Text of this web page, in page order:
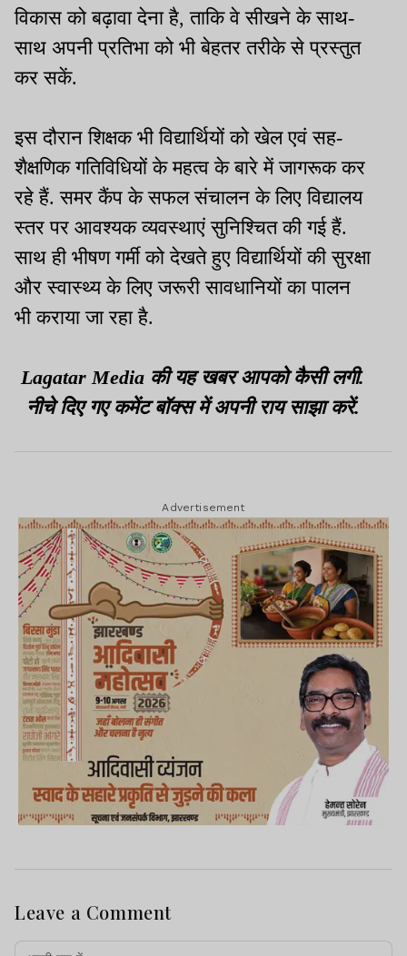
विकास को बढ़ावा देना है, ताकि वे सीखने के साथ-
साथ अपनी प्रतिभा को भी बेहतर तरीके से प्रस्तुत
कर सकें.
इस दौरान शिक्षक भी विद्यार्थियों को खेल एवं सह-
शैक्षणिक गतिविधियों के महत्व के बारे में जागरूक कर
रहे हैं. समर कैंप के सफल संचालन के लिए विद्यालय
स्तर पर आवश्यक व्यवस्थाएं सुनिश्चित की गई हैं.
साथ ही भीषण गर्मी को देखते हुए विद्यार्थियों की सुरक्षा
और स्वास्थ्य के लिए जरूरी सावधानियों का पालन
भी कराया जा रहा है.
Lagatar Media की यह खबर आपको कैसी लगी.
नीचे दिए गए कमेंट बॉक्स में अपनी राय साझा करें.
Advertisement
Leave a Comment